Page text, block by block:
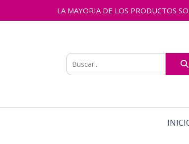
LA MAYORIA DE LOS PRODUCTOS